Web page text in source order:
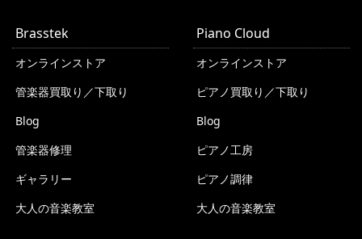
Brasstek
オンラインストア
管楽器買取り／下取り
Blog
管楽器修理
ギャラリー
大人の音楽教室
Piano Cloud
オンラインストア
ピアノ買取り／下取り
Blog
ピアノ工房
ピアノ調律
大人の音楽教室